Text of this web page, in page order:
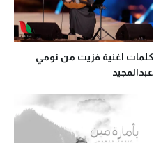
كلمات اغنية فزيت من نومي
عبدالمجيد